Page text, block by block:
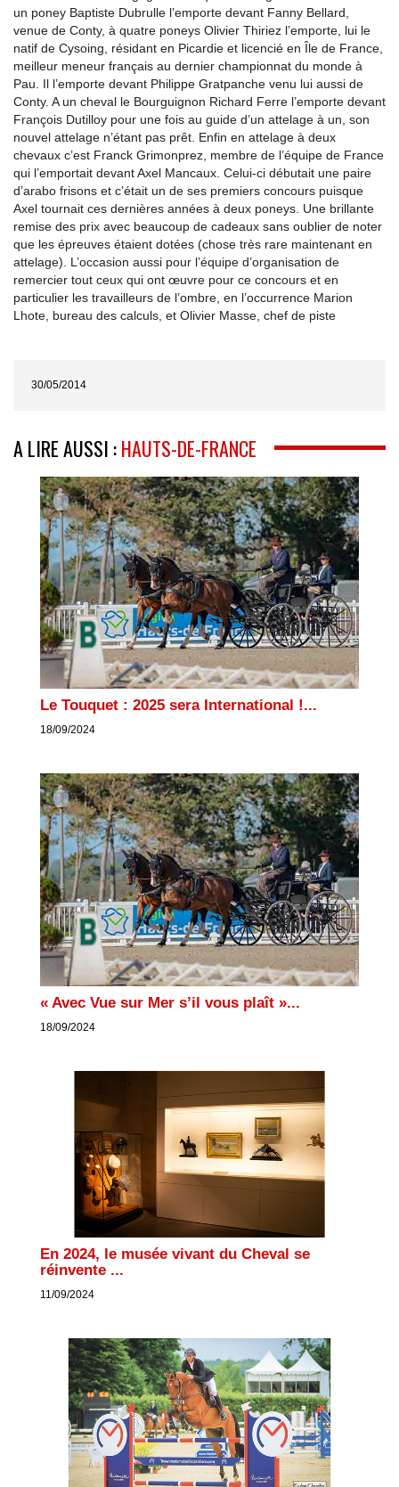
un poney Baptiste Dubrulle l’emporte devant Fanny Bellard,
venue de Conty, à quatre poneys Olivier Thiriez l’emporte, lui le
natif de Cysoing, résidant en Picardie et licencié en Île de France,
meilleur meneur français au dernier championnat du monde à
Pau. Il l’emporte devant Philippe Gratpanche venu lui aussi de
Conty. A un cheval le Bourguignon Richard Ferre l’emporte devant
François Dutilloy pour une fois au guide d’un attelage à un, son
nouvel attelage n’étant pas prêt. Enfin en attelage à deux
chevaux c’est Franck Grimonprez, membre de l’équipe de France
qui l’emportait devant Axel Mancaux. Celui-ci débutait une paire
d’arabo frisons et c’était un de ses premiers concours puisque
Axel tournait ces dernières années à deux poneys. Une brillante
remise des prix avec beaucoup de cadeaux sans oublier de noter
que les épreuves étaient dotées (chose très rare maintenant en
attelage). L’occasion aussi pour l’équipe d’organisation de
remercier tout ceux qui ont œuvre pour ce concours et en
particulier les travailleurs de l’ombre, en l’occurrence Marion
Lhote, bureau des calculs, et Olivier Masse, chef de piste
30/05/2014
A LIRE AUSSI :HAUTS-DE-FRANCE
Le Touquet : 2025 sera International !...
18/09/2024
« Avec Vue sur Mer s’il vous plaît »...
18/09/2024
En 2024, le musée vivant du Cheval se
réinvente ...
11/09/2024